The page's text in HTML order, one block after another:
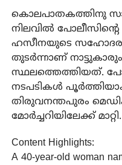
കൊലപാതകത്തിനു
നിലവില്‍
ഹസീനയുടെ സഹോദരന്‍
തുടര്‍ന്നാണ്
സ്ഥലത്തെത്തിയത്.
നടപടികള്‍
തിരുവനന്തപുരം
മോര്‍ച്ചറിയിലേക്ക് മാറ്റി.
Content Highlights:
A 40-year-old woman